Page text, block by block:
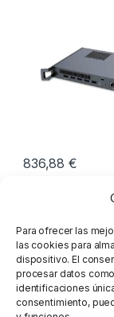
Para ofrecer las
las cookies para
dispositivo. El
procesar datos
identificaciones
consentimiento,
836,88€